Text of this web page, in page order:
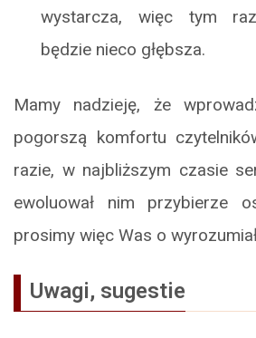
wystarcza, więc tym
będzie nieco głębsza.
Mamy nadzieję, że
pogorszą komfortu
razie, w najbliższym czasie
ewoluował nim przybierze
prosimy więc Was o
Uwagi, sugestie